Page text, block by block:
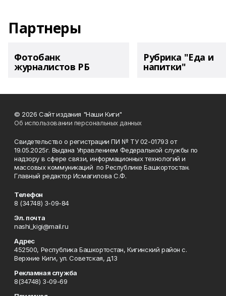
Партнеры
Фотобанк
журналистов РБ
Рубрика "Еда и
напитки"
© 2026 Сайт издания "Наши Киги"
Об использовании персональных данных
Свидетельство о регистрации ПИ № ТУ 02-01793 от
19.05.2025г. Выдана Управлением Федеральной службы по
надзору в сфере связи, информационных технологий и
массовых коммуникаций по Республике Башкортостан.
Главный редактор Исмагилова С.Ф.
Телефон
8 (34748) 3-09-84
Эл. почта
nashi_kigi@mail.ru
Адрес
452500, Республика Башкортостан, Кигинский район с.
Верхние Киги, ул. Советская, д.13
Рекламная служба
8(34748) 3-09-69